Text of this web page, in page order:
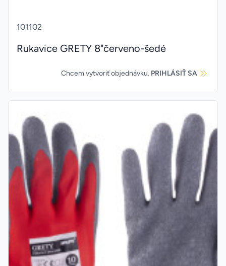
101102
Rukavice GRETY 8"červeno-šedé
Chcem vytvoriť objednávku. PRIHLÁSIŤ SA